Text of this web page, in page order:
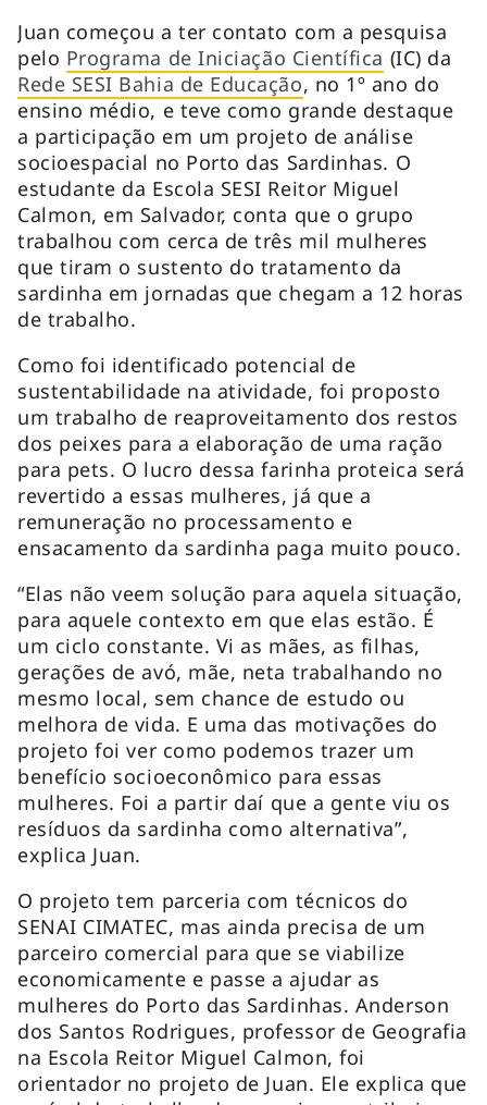
Juan começou a ter contato com a pesquisa
pelo Programa de Iniciação Científica (IC) da
Rede SESI Bahia de Educação, no 1º ano do
ensino médio, e teve como grande destaque
a participação em um projeto de análise
socioespacial no Porto das Sardinhas. O
estudante da Escola SESI Reitor Miguel
Calmon, em Salvador, conta que o grupo
trabalhou com cerca de três mil mulheres
que tiram o sustento do tratamento da
sardinha em jornadas que chegam a 12 horas
de trabalho.
Como foi identificado potencial de
sustentabilidade na atividade, foi proposto
um trabalho de reaproveitamento dos restos
dos peixes para a elaboração de uma ração
para pets. O lucro dessa farinha proteica será
revertido a essas mulheres, já que a
remuneração no processamento e
ensacamento da sardinha paga muito pouco.
“Elas não veem solução para aquela situação,
para aquele contexto em que elas estão. É
um ciclo constante. Vi as mães, as filhas,
gerações de avó, mãe, neta trabalhando no
mesmo local, sem chance de estudo ou
melhora de vida. E uma das motivações do
projeto foi ver como podemos trazer um
benefício socioeconômico para essas
mulheres. Foi a partir daí que a gente viu os
resíduos da sardinha como alternativa”,
explica Juan.
O projeto tem parceria com técnicos do
SENAI CIMATEC, mas ainda precisa de um
parceiro comercial para que se viabilize
economicamente e passe a ajudar as
mulheres do Porto das Sardinhas. Anderson
dos Santos Rodrigues, professor de Geografia
na Escola Reitor Miguel Calmon, foi
orientador no projeto de Juan. Ele explica que